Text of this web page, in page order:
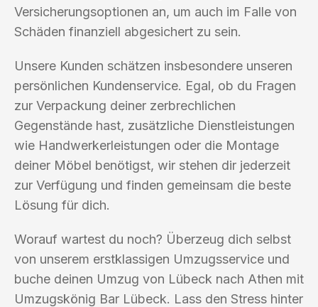
Versicherungsoptionen an, um auch im Falle von
Schäden finanziell abgesichert zu sein.
Unsere Kunden schätzen insbesondere unseren
persönlichen Kundenservice. Egal, ob du Fragen
zur Verpackung deiner zerbrechlichen
Gegenstände hast, zusätzliche Dienstleistungen
wie Handwerkerleistungen oder die Montage
deiner Möbel benötigst, wir stehen dir jederzeit
zur Verfügung und finden gemeinsam die beste
Lösung für dich.
Worauf wartest du noch? Überzeug dich selbst
von unserem erstklassigen Umzugsservice und
buche deinen Umzug von Lübeck nach Athen mit
Umzugskönig Bar Lübeck. Lass den Stress hinter